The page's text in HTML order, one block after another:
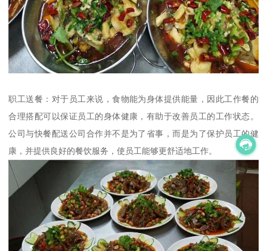
职工送餐：对于员工来说，食物能为身体提供能量，因此工作餐的
合理搭配可以保证员工的身体健康，有助于改善员工的工作状态。
公司与快餐配送公司合作并不是为了省事，而是为了保护员工的健
康，并提供良好的餐饮服务，使员工能够更舒适地工作。